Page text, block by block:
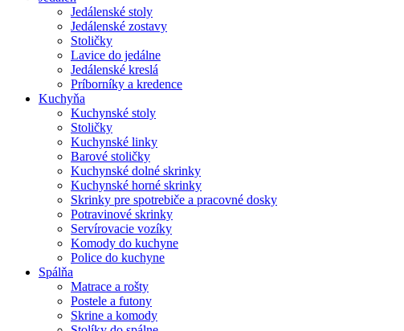
Jedálenské stoly
Jedálenské zostavy
Stoličky
Lavice do jedálne
Jedálenské kreslá
Príborníky a kredence
Kuchyňa
Kuchynské stoly
Stoličky
Kuchynské linky
Barové stoličky
Kuchynské dolné skrinky
Kuchynské horné skrinky
Skrinky pre spotrebiče a pracovné dosky
Potravinové skrinky
Servírovacie vozíky
Komody do kuchyne
Police do kuchyne
Spálňa
Matrace a rošty
Postele a futony
Skrine a komody